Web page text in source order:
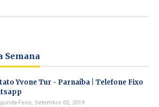
Semana
Yvone Tur - Parnaíba | Telefone Fixo
Feira, Setembro 02, 2019